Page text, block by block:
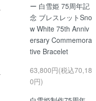
ー 白雪姫 75周年記
念 ブレスレットSno
w White 75th Anniv
ersary Commemora
tive Bracelet
63,800円(税込70,18
0円)